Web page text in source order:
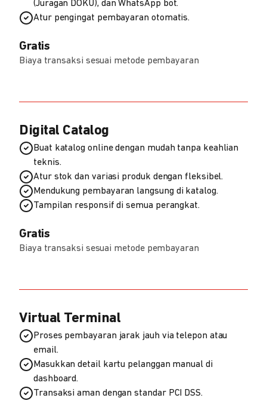
(Juragan DOKU), dan WhatsApp bot.
Atur pengingat pembayaran otomatis.
Gratis
Biaya transaksi sesuai metode pembayaran
Digital Catalog
Buat katalog online dengan mudah tanpa keahlian
teknis.
Atur stok dan variasi produk dengan fleksibel.
Mendukung pembayaran langsung di katalog.
Tampilan responsif di semua perangkat.
Gratis
Biaya transaksi sesuai metode pembayaran
Virtual Terminal
Proses pembayaran jarak jauh via telepon atau
email.
Masukkan detail kartu pelanggan manual di
dashboard.
Transaksi aman dengan standar PCI DSS.